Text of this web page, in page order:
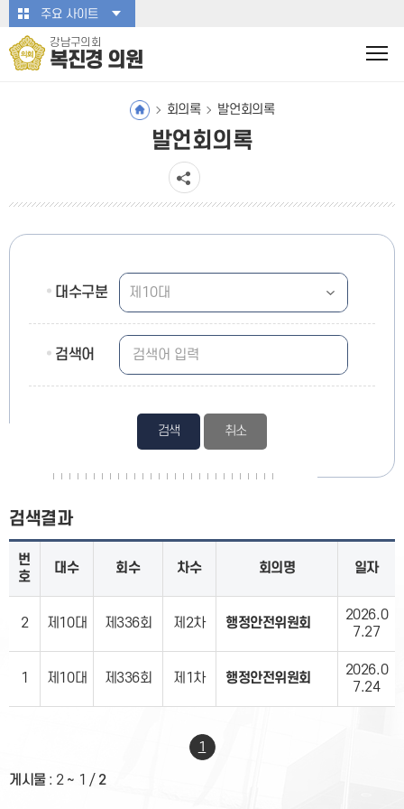
본문바로가기주요 사이트
강남구의회
복진경 의원
회의록 발언회의록
발언회의록
대수구분
검색어
검색
검색결과
번
호
대수 회수 차수 회의명 일자
2 제10대 제336회 제2차 행정안전위원회
2026.0
7.27
1 제10대 제336회 제1차 행정안전위원회
2026.0
7.24
1
게시물: 2 ~ 1 / 2